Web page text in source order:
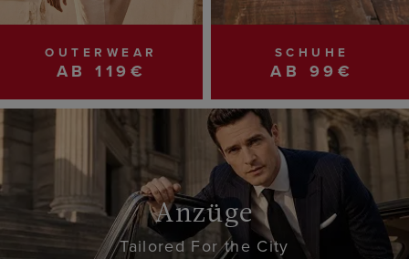
OUTERWEAR
AB 119€
SCHUHE
AB 99€
Anzüge
Tailored For the City